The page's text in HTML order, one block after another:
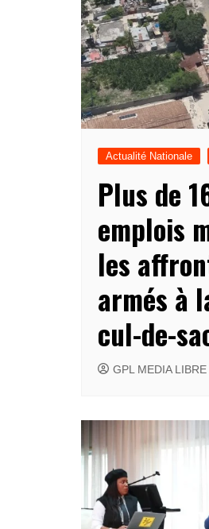
Actualité Nationale
Plus de
emplois
les
armés à
cul-de-
GPL MEDIA LIBRE